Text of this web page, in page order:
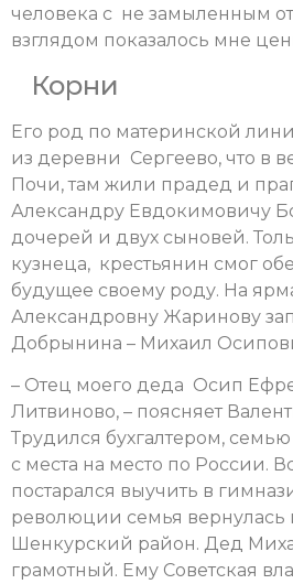
человека с не замыленным
взглядом показалось мне
Корни
Его род по материнской
из деревни Сергеево, что в
Почи, там жили прадед и
Александру Евдокимовичу
дочерей и двух сыновей.
кузнеца, крестьянин смог
будущее своему роду. На
Александровну Жаринову
Добрынина – Михаил
– Отец моего деда Осип
Литвиново, – поясняет
Трудился бухгалтером,
с места на место по России.
постарался выучить в
революции семья вернулась
Шенкурский район. Дед
грамотный. Ему Советская